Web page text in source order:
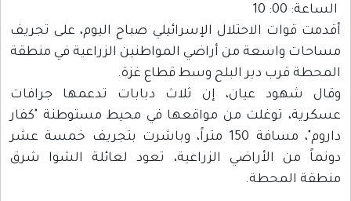
الساعة: 00: 10
أقدمت قوات الاحتلال الإسرائيلي صباح اليوم، على تجريف
مساحات واسعة من أراضي المواطنين الزراعية في منطقة
المحطة قرب دير البلح وسط قطاع غزة.
وقال شهود عيان، إن ثلاث دبابات تدعمها جرافات
عسكرية، توغلت من مواقعها في محيط مستوطنة "كفار
داروم"، مسافة 150 متراً، وباشرت بتجريف خمسة عشر
دونماً من الأراضي الزراعية، تعود لعائلة الشوا شرق
منطقة المحطة.